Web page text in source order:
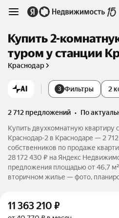
Купить 2-
туром у станции
Краснодар
AI 3 Фильтры 2
2 712 предложений •
по
Купить двухкомнатную квартиру
Краснодар-2 в Краснодаре — 2
собственников по продаже
28 172 430 ₽ на Яндекс
предложения площадью от 46,7 м²
вторичном жилье — фото,
11 363 210 ₽